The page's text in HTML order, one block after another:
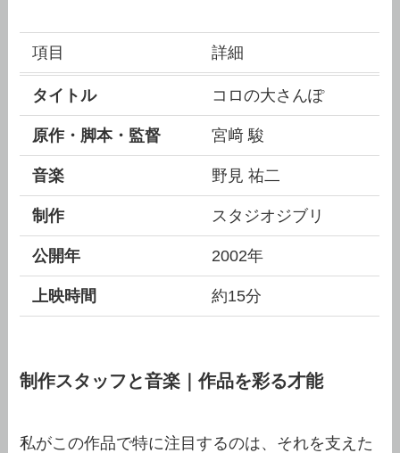
項目 詳細
タイトル コロの大さんぽ
原作・脚本・監督 宮﨑 駿
音楽 野見 祐二
制作 スタジオジブリ
公開年 2002年
上映時間 約15分
制作スタッフと音楽｜作品を彩る才能
私がこの作品で特に注目するのは、それを支えた